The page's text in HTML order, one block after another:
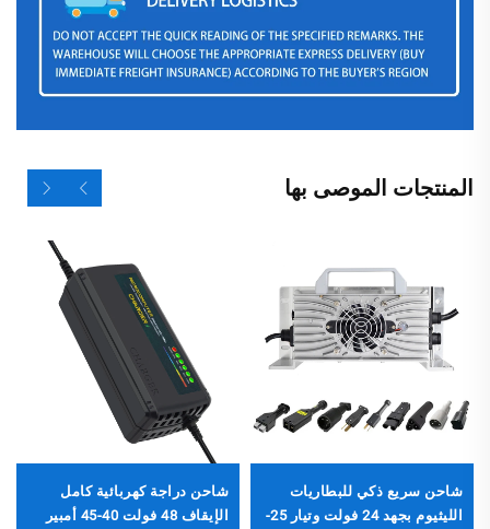
المنتجات الموصى بها
شاحن سريع ذكي للبطاريات
الليثيوم بجهد 24 فولت وتيار 25-
شاحن دراجة كهربائية كامل
الإيقاف 48 فولت 40-45 أمبير